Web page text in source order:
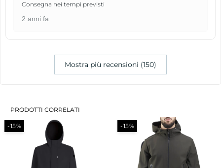
Consegna nei tempi previsti
2 anni fa
Mostra più recensioni (150)
PRODOTTI CORRELATI
-15% -15%